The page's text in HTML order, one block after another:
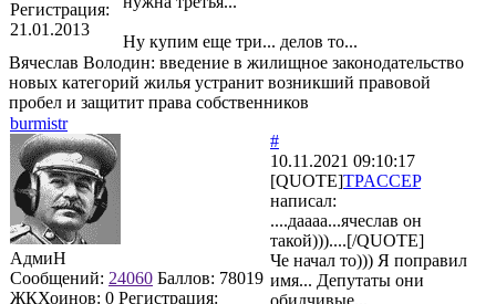
Регистрация:
21.01.2013
Ну купим еще три... делов то...
Вячеслав Володин: введение в жилищное законодательство
новых категорий жилья устранит возникший правовой
пробел и защитит права собственников
burmistr
АдмиН
Сообщений: 24060 Баллов: 78019
ЖКХоинов: 0 Регистрация:
#
10.11.2021 09:10:17
[QUOTE]TPACCEP
написал:
....даааа...ячеслав он
такой)))....[/QUOTE]
Че начал то))) Я поправил
имя... Депутаты они
обидчивые...